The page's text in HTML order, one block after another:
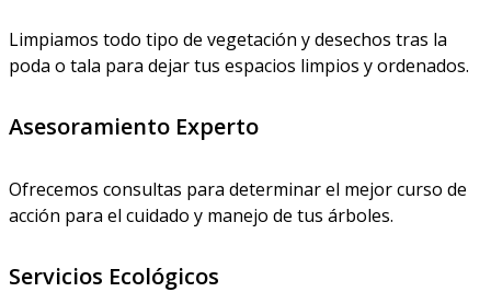
Limpiamos todo tipo de vegetación y desechos tras la
poda o tala para dejar tus espacios limpios y ordenados.
Asesoramiento Experto
Ofrecemos consultas para determinar el mejor curso de
acción para el cuidado y manejo de tus árboles.
Servicios Ecológicos